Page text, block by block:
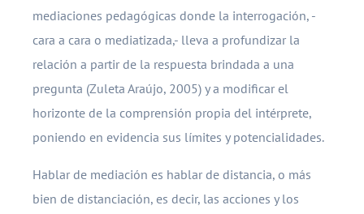
mediaciones pedagógicas donde la interrogación, -
cara a cara o mediatizada,- lleva a profundizar la
relación a partir de la respuesta brindada a una
pregunta (Zuleta Araújo, 2005) y a modificar el
horizonte de la comprensión propia del intérprete,
poniendo en evidencia sus límites y potencialidades.
Hablar de mediación es hablar de distancia, o más
bien de distanciación, es decir, las acciones y los